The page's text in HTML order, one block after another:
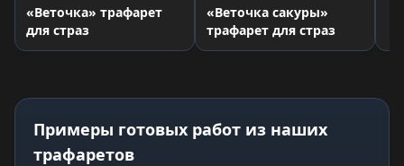
«Веточка» трафарет
для страз
«Веточка сакуры»
трафарет для страз
Примеры готовых работ из наших
трафаретов